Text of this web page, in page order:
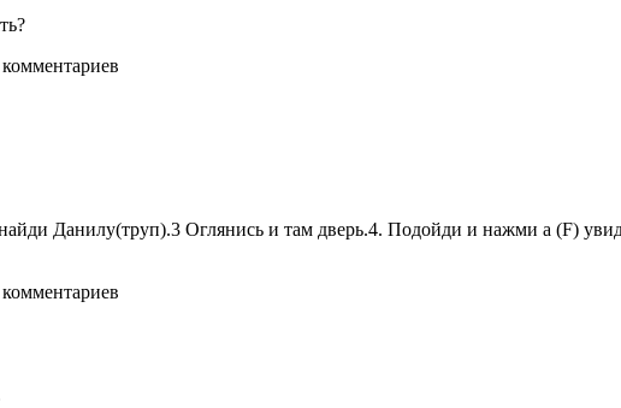
Данилу(труп).3 Оглянись и там дверь.4. Подойди и нажми а (F)